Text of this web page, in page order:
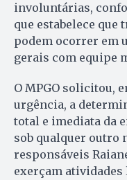
involuntárias,
que estabelece que
podem ocorrer em
gerais com equipe
O MPGO solicitou,
urgência, a
total e imediata da
sob qualquer outro
responsáveis
exerçam atividades